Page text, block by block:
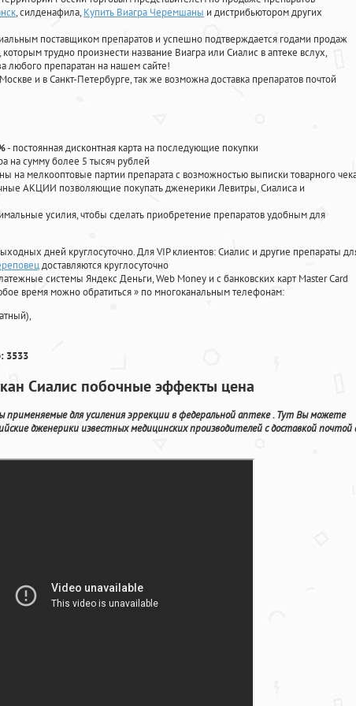
, силденафила, Купить Виагра Черемшаны и дистрибьютором других
поставщиком препаратов и успешно подтверждается годами продаж
трудно произнести название Виагра или Сиалис в аптеке вслух,
любого препаратан на нашем сайте!
и в Санкт-Петербурге, так же возможна доставка препаратов почтой
- постоянная дисконтная карта на последующие покупки
на сумму более 5 тысяч рублей
мелкооптовые партии препарата с возможностью выписки товарного
АКЦИИ позволяющие покупать дженерики Левитры, Сиалиса и
усилия, чтобы сделать приобретение препаратов удобным для
дней круглосуточно. Для VIP клиентов: Сиалис и другие препараты
доставляются круглосуточно
системы Яндекс Деньги, Web Money и с банковских карт Master Card
время можно обратиться» по многоканальным телефонам:
3533
Сиалис побочные эффекты цена
применяемые для усиления эррекции в федеральной аптеке . Тут Вы можете
дженерики известных медицинских производителей с доставкой почтой